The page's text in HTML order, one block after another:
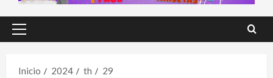
Menú
Inicio
2024 th 29